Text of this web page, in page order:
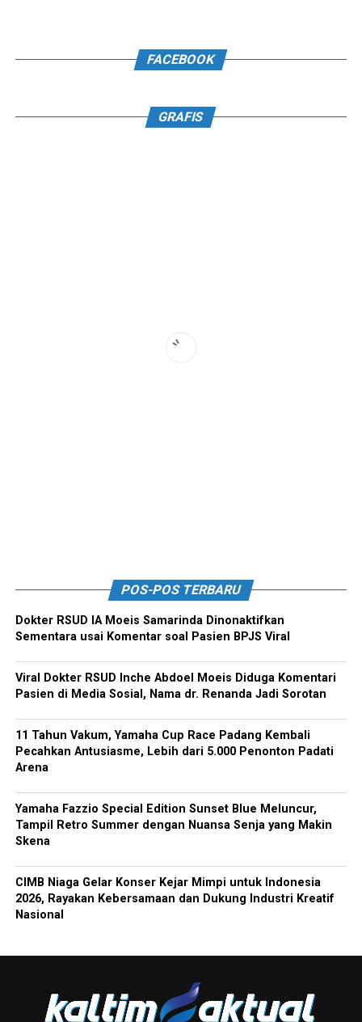
FACEBOOK
GRAFIS
POS-POS TERBARU
Dokter RSUD IA Moeis Samarinda Dinonaktifkan
Sementara usai Komentar soal Pasien BPJS Viral
Viral Dokter RSUD Inche Abdoel Moeis Diduga Komentari
Pasien di Media Sosial, Nama dr. Renanda Jadi Sorotan
11 Tahun Vakum, Yamaha Cup Race Padang Kembali
Pecahkan Antusiasme, Lebih dari 5.000 Penonton Padati
Arena
Yamaha Fazzio Special Edition Sunset Blue Meluncur,
Tampil Retro Summer dengan Nuansa Senja yang Makin
Skena
CIMB Niaga Gelar Konser Kejar Mimpi untuk Indonesia
2026, Rayakan Kebersamaan dan Dukung Industri Kreatif
Nasional